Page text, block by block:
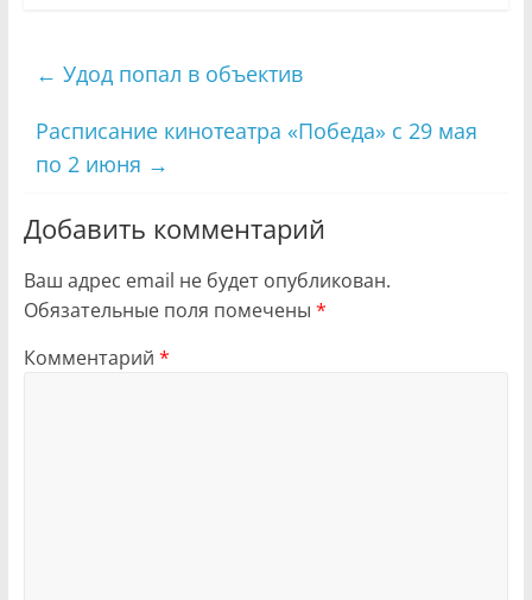
← Удод попал в объектив
Расписание кинотеатра «Победа» с 29 мая
по 2 июня →
Добавить комментарий
Ваш адрес email не будет опубликован.
Обязательные поля помечены *
Комментарий *